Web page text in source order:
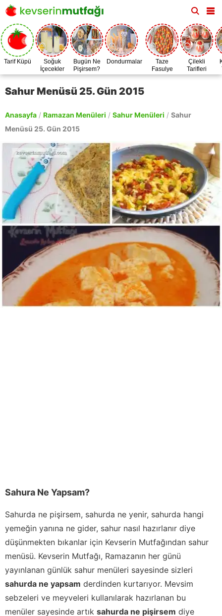
Tarif Küpü
Soğuk
İçecekler
Bugün Ne
Pişirsem?
Dondurmalar
Taze
Fasulye
Zamanı
Çilekli
Tarifleri
Sahur Menüsü 25. Gün 2015
Anasayfa / Ramazan Menüleri / Sahur Menüleri / Sahur
Menüsü 25. Gün 2015
Sahura Ne Yapsam?
Sahurda ne pişirsem, sahurda ne yenir, sahurda hangi
yemeğin yanına ne gider, sahur nasıl hazırlanır diye
düşünmekten bıkanlar için Kevserin Mutfağından sahur
menüsü. Kevserin Mutfağı, Ramazanın her günü
yayınlanan günlük sahur menüleri sayesinde sizleri
sahurda ne yapsam derdinden kurtarıyor. Mevsim
sebzeleri ve meyveleri kullanılarak hazırlanan bu
menüler sayesinde artık sahurda ne pişirsem diye